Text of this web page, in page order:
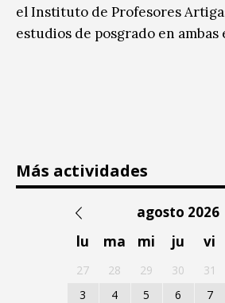
el Instituto de Profesores
estudios de posgrado en ambas
Más actividades
agosto 2026
lu
ma mi ju vi
27 28 29 30 31
3
4 5 6 7